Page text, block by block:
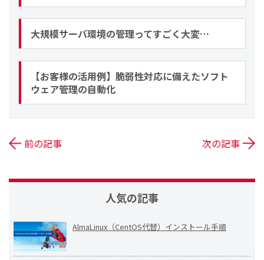
大規模サーバ環境の管理ってすごく大変…
【お客様の活用例】脆弱性対応に備えたソフト
ウェア管理の自動化
前の記事 次の記事
人気の記事
AlmaLinux（CentOS代替）インストール手順